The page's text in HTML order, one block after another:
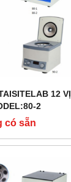
12 VỊ
2
có sẵn